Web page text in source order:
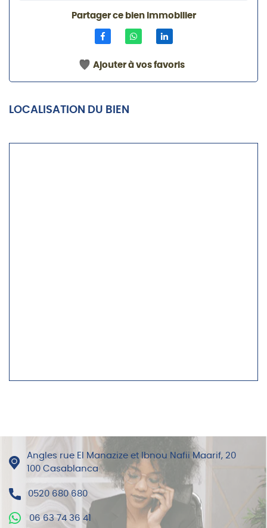
Partager ce bien immobilier
Ajouter à vos favoris
LOCALISATION DU BIEN
Angles rue El Manazize et Ibnou Nafii Maarif, 20
100 Casablanca
0520 680 680
06 63 74 36 41